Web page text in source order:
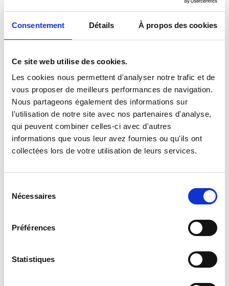
Consentement Détails À propos des cookies
Ce site web utilise des cookies.
Les cookies nous permettent d'analyser notre trafic et de
vous proposer de meilleurs performances de navigation.
Nous partageons également des informations sur
l'utilisation de notre site avec nos partenaires d'analyse,
qui peuvent combiner celles-ci avec d'autres
informations que vous leur avez fournies ou qu'ils ont
collectées lors de votre utilisation de leurs services.
Nécessaires
Préférences
Statistiques
irodában lehet, ahol tájékoztatást kaphat, vagy közvetlenül
Nogent-ban. A kiválasztási tesztek ideje alatt étkezést és
szállást biztosítunk. Ha valamelyik tesztben nem felel meg,
TOVÁBBI INFORMÁCIÓK A TOBORZÓKÖZPONTOKBAN
Mikor jöjjön?
Gyakorlati okokból lehetőség szerint kerülje a 21 óra
Szükséges dokumentumok